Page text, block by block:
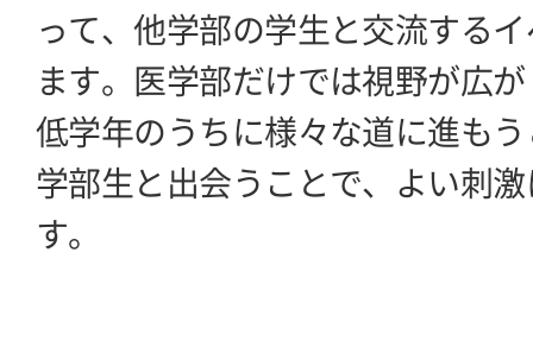
って、他学部の学生と交流する
ます。医学部だけでは視野が広
低学年のうちに様々な道に進も
学部生と出会うことで、よい刺
す。